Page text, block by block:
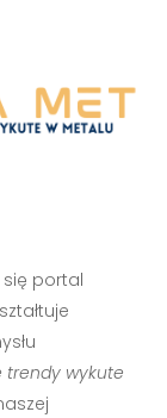
portal
trendy wykute